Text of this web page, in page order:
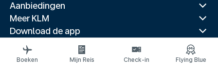
Aanbiedingen
Meer KLM
Download de app
Gerelateerde websites
Reisgidsen
Boeken Mijn Reis Check-in Flying Blue